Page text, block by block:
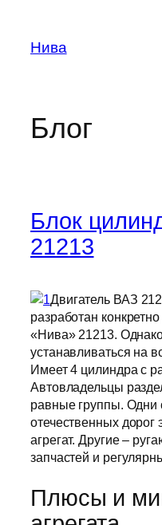
содержимому
Нива
Блог
Блок
21213
Двигатель ВАЗ
разработан
«Нива» 21213.
устанавливаться на
Имеет 4 цилиндра с
Автовладельцы
равные группы. Одни
отечественных дорог
агрегат. Другие –
запчастей и
Плюсы и